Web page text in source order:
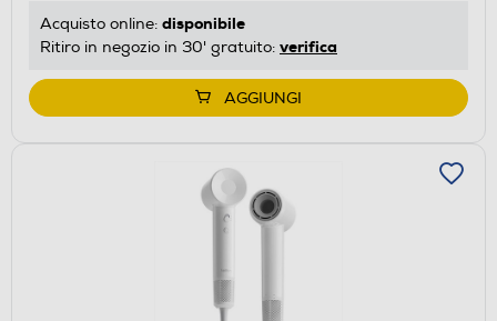
Acquisto online: disponibile
Ritiro in negozio in 30' gratuito: verifica
AGGIUNGI